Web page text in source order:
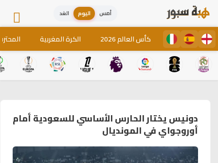
أمس اليوم الغد
كأس العالم 2026 الكرة المغربية
دونيس يختار الحارس الأساسي للسعودية أمام
أوروجواي في المونديال